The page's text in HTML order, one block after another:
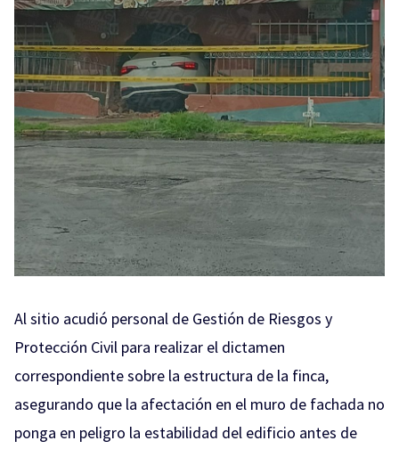
Al sitio acudió personal de Gestión de Riesgos y
Protección Civil para realizar el dictamen
correspondiente sobre la estructura de la finca,
asegurando que la afectación en el muro de fachada no
ponga en peligro la estabilidad del edificio antes de